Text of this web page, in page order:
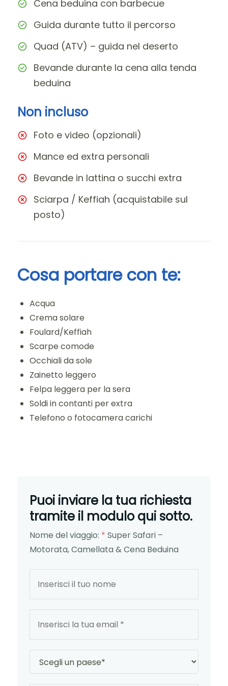
Cena beduina con barbecue
Guida durante tutto il percorso
Quad (ATV) – guida nel deserto
Bevande durante la cena alla tenda
beduina
Non incluso
Foto e video (opzionali)
Mance ed extra personali
Bevande in lattina o succhi extra
Sciarpa / Keffiah (acquistabile sul
posto)
Cosa portare con te:
Acqua
Crema solare
Foulard/Keffiah
Scarpe comode
Occhiali da sole
Zainetto leggero
Felpa leggera per la sera
Soldi in contanti per extra
Telefono o fotocamera carichi
Puoi inviare la tua richiesta
tramite il modulo qui sotto.
Nome del viaggio: * Super Safari –
Motorata, Camellata & Cena Beduina